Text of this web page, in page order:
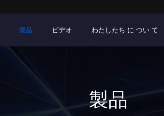
製品 ビデオ わたしたち に つい て
製品